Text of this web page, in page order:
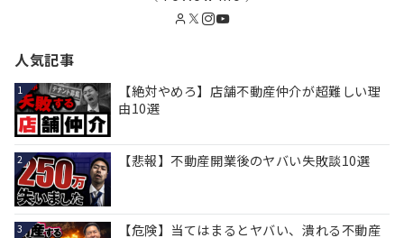
人気記事
1
【絶対やめろ】店舗不動産仲介が超難しい理
由10選
2 【悲報】不動産開業後のヤバい失敗談10選
3
【危険】当てはまるとヤバい、潰れる不動産